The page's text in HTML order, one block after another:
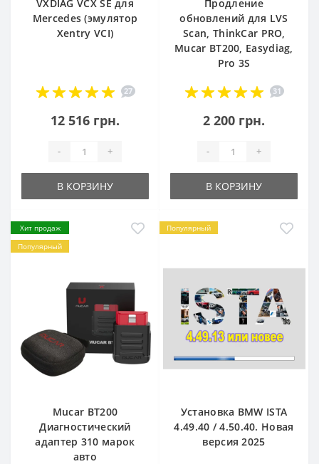
VXDIAG VCX SE для
Mercedes (эмулятор
Xentry VCI)
27
12 516 грн.
- +
В КОРЗИНУ
Продление
обновлений для LVS
Scan, ThinkCar PRO,
Mucar BT200, Easydiag,
Pro 3S
31
2 200 грн.
- +
В КОРЗИНУ
Хит продаж
Популярный
Mucar BT200
Диагностический
адаптер 310 марок
авто
Популярный
Установка BMW ISTA
4.49.40 / 4.50.40. Новая
версия 2025